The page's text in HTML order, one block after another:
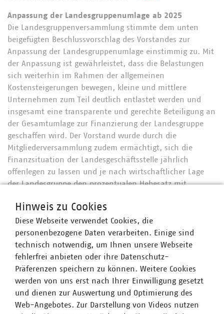
Anpassung der Landesgruppenumlage ab 2025
Die Landesgruppenversammlung stimmte dem unten
beigefügten Beschlussvorschlag des Vorstandes zur
Anpassung der Landesgruppenumlage einstimmig zu. Mit
der Anpassung ist gewährleistet, dass die Belastungen
sich weiterhin im Rahmen der allgemeinen
Kostensteigerungen bewegen, kleine und mittlere
Unternehmen zum Teil deutlich entlastet werden und
insgesamt eine transparente und gerechte Beteiligung an
der Gesamtumlage zur Finanzierung der Landesgruppe
geschaffen wird. Der Vorstand wurde durch die
Mitgliederversammlung zudem ermächtigt, sich die
Finanzsituation der Landesgeschäftsstelle jährlich
offenlegen zu lassen und je nach wirtschaftlicher Lage
der Landesgruppe den prozentualen Hebesatz mit
anzupassen.
Für Fragen zu Hintergründen, Auswirkungen oder der
individuellen Berechnung der Umlage ab 2025 steht
Ihnen die Geschäftsstelle Ihrer Landesgruppe Nord gerne
zur Verfügung.
Hinweis zu Cookies
Diese Webseite verwendet Cookies, die
personenbezogene Daten verarbeiten. Einige sind
technisch notwendig, um Ihnen unsere Webseite
fehlerfrei anbieten oder ihre Datenschutz-
Präferenzen speichern zu können. Weitere Cookies
werden von uns erst nach Ihrer Einwilligung gesetzt
und dienen zur Auswertung und Optimierung des
Web-Angebotes. Zur Darstellung von Videos nutzen